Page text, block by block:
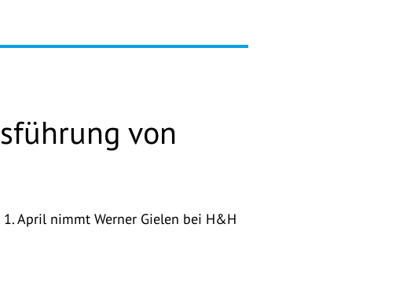
von
April nimmt Werner Gielen bei H&H